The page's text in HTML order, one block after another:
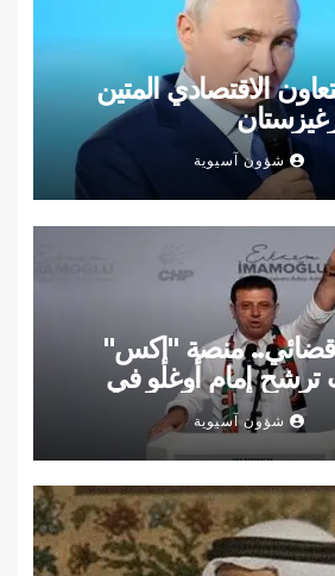
الاقتصادي المتين
شؤون آسيوية
منصة "إكس"
إمام أوغلو في
شؤون آسيوية